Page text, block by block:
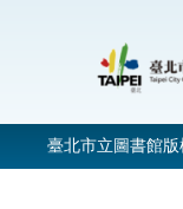
臺北市立圖書館